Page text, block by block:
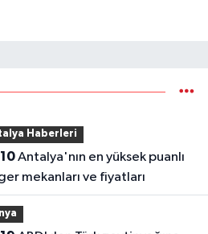
Haberleri
Antalya'nın en yüksek puanlı
mekanları ve fiyatları